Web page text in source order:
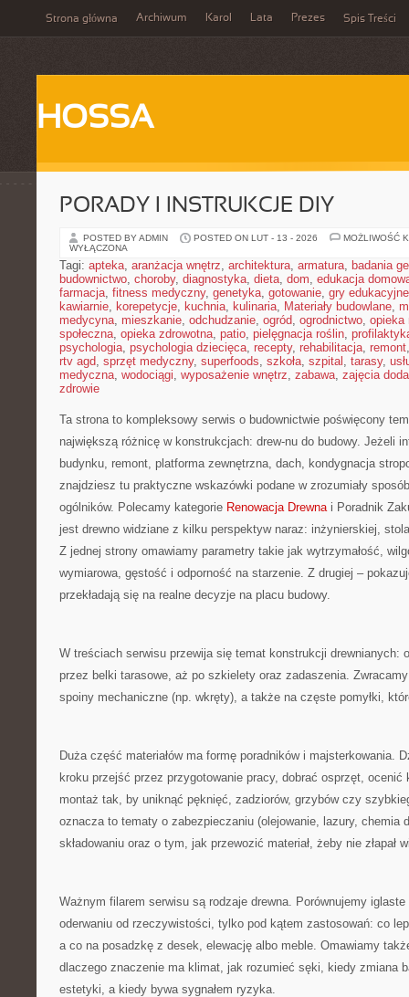
Strona główna Archiwum Karol Lata Prezes Spis Treści
HOSSA
PORADY I INSTRUKCJE DIY
POSTED BY ADMIN POSTED ON LUT - 13 - 2026
MOŻLIWOŚĆ
WYŁĄCZONA
Tagi: apteka, aranżacja wnętrz, architektura, armatura, badania
budownictwo, choroby, diagnostyka, dieta, dom, edukacja
farmacja, fitness medyczny, genetyka, gotowanie, gry edukacyjne
kawiarnie, korepetycje, kuchnia, kulinaria, Materiały budowlane,
medycyna, mieszkanie, odchudzanie, ogród, ogrodnictwo, opieka
społeczna, opieka zdrowotna, patio, pielęgnacja roślin,
psychologia, psychologia dziecięca, recepty, rehabilitacja, remont
rtv agd, sprzęt medyczny, superfoods, szkoła, szpital , tarasy,
medyczna, wodociągi, wyposażenie wnętrz, zabawa, zajęcia
zdrowie
Ta strona to kompleksowy serwis o budownictwie poświęcony
największą różnicę w konstrukcjach: drew-nu do budowy. Jeżeli
budynku, remont, platforma zewnętrzna, dach, kondygnacja
znajdziesz tu praktyczne wskazówki podane w zrozumiały
ogólników. Polecamy kategorie Renowacja Drewnai Poradnik
jest drewno widziane z kilku perspektyw naraz: inżynierskiej,
Z jednej strony omawiamy parametry takie jak wytrzymałość,
wymiarowa, gęstość i odporność na starzenie. Z drugiej –
przekładają się na realne decyzje na placu budowy.
W treściach serwisu przewija się temat konstrukcji drewnianych:
przez belki tarasowe, aż po szkielety oraz zadaszenia.
spoiny mechaniczne (np. wkręty), a także na częste pomyłki,
Duża część materiałów ma formę poradników i majsterkowania.
kroku przejść przez przygotowanie pracy, dobrać osprzęt, ocenić
montaż tak, by uniknąć pęknięć, zadziorów, grzybów czy
oznacza to tematy o zabezpieczaniu (olejowanie, lazury, chemia
składowaniu oraz o tym, jak przewozić materiał, żeby nie złapał
Ważnym filarem serwisu są rodzaje drewna. Porównujemy
oderwaniu od rzeczywistości, tylko pod kątem zastosowań: co
a co na posadzkę z desek, elewację albo meble. Omawiamy
dlaczego znaczenie ma klimat, jak rozumieć sęki, kiedy zmiana
estetyki, a kiedy bywa sygnałem ryzyka.